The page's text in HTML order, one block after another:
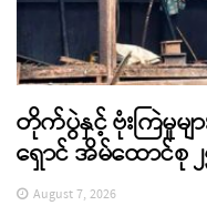
တိုက်ပွဲနှင့် ဗုံးကြဲမှုမ
ရှောင် အိမ်ထောင်စု
August 7, 2026